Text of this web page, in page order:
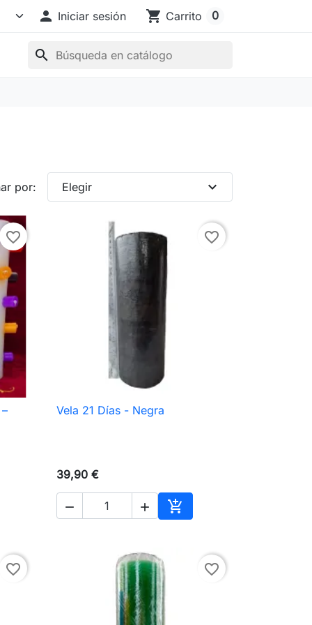
 Iniciar sesión shopping_cart Carrito 0
search
por: Elegir expand_more
favorite_border
al carrito
favorite_border
 Vista rápida
Vela 21 Días - Negra
39,90 €
  
Añadir al carrito
favorite_border favorite_border